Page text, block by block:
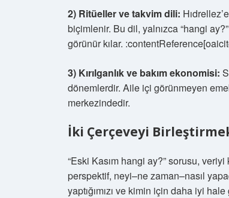
2) Ritüeller ve takvim dili:
biçimlenir. Bu dil, yalnızca “hangi
görünür kılar.
3) Kırılganlık ve bakım ekonomisi:
dönemlerdir. Aile içi görünmeyen
merkezindedir.
İki Çerçeveyi
“Eski Kasım hangi ay?” sorusu,
perspektif, neyi–ne zaman–nasıl
yaptığımızı ve kimin için daha iyi